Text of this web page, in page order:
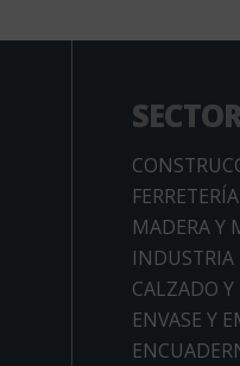
MADERA Y
INDUSTRIA
CALZADO
ENVASE Y